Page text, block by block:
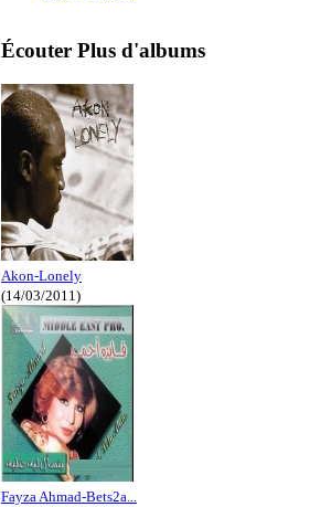
Écouter Plus d'albums
Akon-Lonely
(14/03/2011)
Fayza Ahmad-Bets2a...